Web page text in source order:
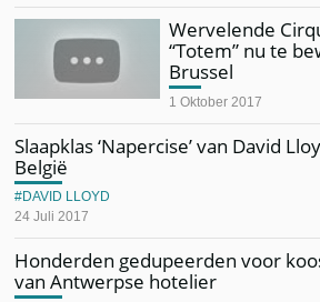
Wervelende
“Totem” nu te
Brussel
1 Oktober 2017
Slaapklas ‘Napercise’ van David
België
24 Juli 2017
DAVID LLOYD
Honderden gedupeerden voor
van Antwerpse hotelier